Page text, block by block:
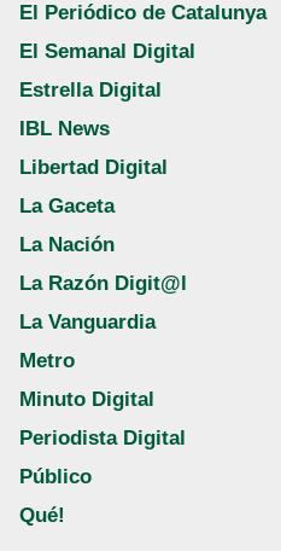
El Periódico de Catalunya
El Semanal Digital
Estrella Digital
IBL News
Libertad Digital
La Gaceta
La Nación
La Razón Digit@l
La Vanguardia
Metro
Minuto Digital
Periodista Digital
Público
Qué!